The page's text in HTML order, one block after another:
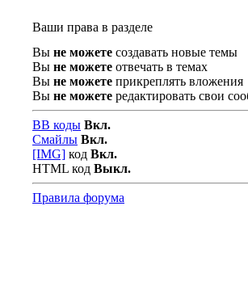
Ваши права в разделе
Вы не можете создавать новые темы
Вы не можете отвечать в темах
Вы не можете прикреплять вложения
Вы не можете редактировать свои
BB коды Вкл.
Смайлы Вкл.
[IMG] код Вкл.
HTML код Выкл.
Правила форума